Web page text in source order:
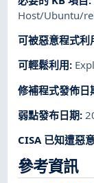
Host/Ubuntu/
可被惡意程式利
可輕鬆利用:
修補程式發佈日
弱點發布日期:
CISA 已知遭惡
參考資訊